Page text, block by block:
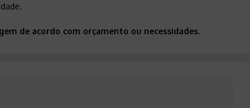
de acordo com orçamento ou necessidades.